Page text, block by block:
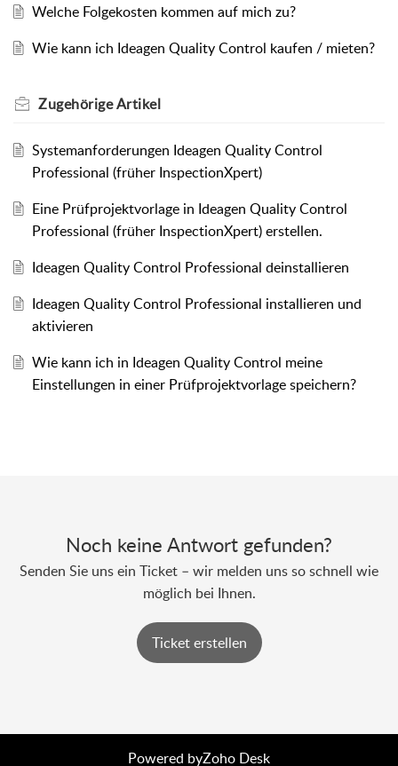
Welche Folgekosten kommen auf mich zu?
Wie kann ich Ideagen Quality Control kaufen / mieten?
ZugehörigeArtikel
Systemanforderungen Ideagen Quality Control
Professional (früher InspectionXpert)
Eine Prüfprojektvorlage in Ideagen Quality Control
Professional (früher InspectionXpert) erstellen.
Ideagen Quality Control Professional deinstallieren
Ideagen Quality Control Professional installieren und
aktivieren
Wie kann ich in Ideagen Quality Control meine
Einstellungen in einer Prüfprojektvorlage speichern?
Noch keine Antwort gefunden?
Senden Sie uns ein Ticket – wir melden uns so schnell wie
möglich bei Ihnen.
Ticket erstellen
Powered byZoho Desk